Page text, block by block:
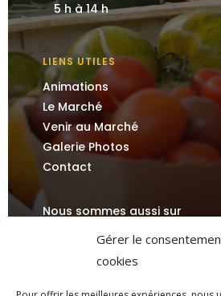
Gérer le
cookies
5 h à 14 h
LIENS UTILES
Animations
Le Marché
Venir au Marché
Galerie Photos
Contact
Nous sommes aussi sur